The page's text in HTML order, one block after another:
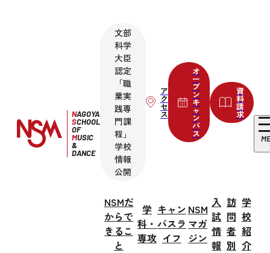
NAGOYA
SCHOOL
OF
MUSIC
&
DANCE
文部
科学
大臣
認定
「職
業実
践専
門課
程」
学校
情報
公開
ア
ク
セ
ス
オ
ー
プ
ン
キ
ャ
ン
パ
ス
資
料
請
求
NSMだ
からで
きるこ
と
学
科・
専攻
キャン
パスラ
イフ
NSM
マガ
ジン
入
試
情
報
訪
問
者
別
学
校
紹
介